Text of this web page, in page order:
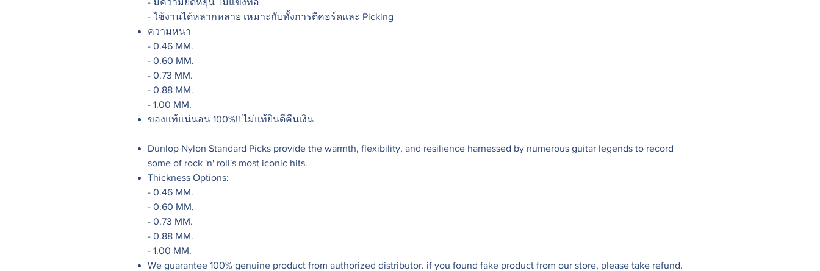
- มีความยืดหยุ่น ไม่แข็งทื่อ
- ใช้งานได้หลากหลาย เหมาะกับทั้งการตีคอร์ดและ Picking
ความหนา
- 0.46 MM.
- 0.60 MM.
- 0.73 MM.
- 0.88 MM.
- 1.00 MM.
ของแท้แน่นอน 100%!! ไม่แท้ยินดีคืนเงิน
Dunlop Nylon Standard Picks provide the warmth, flexibility, and resilience harnessed by numerous guitar legends to record
some of rock 'n' roll's most iconic hits.
Thickness Options:
- 0.46 MM.
- 0.60 MM.
- 0.73 MM.
- 0.88 MM.
​​​​​​​- 1.00 MM.
We guarantee 100% genuine product from authorized distributor. if you found fake product from our store, please take refund.